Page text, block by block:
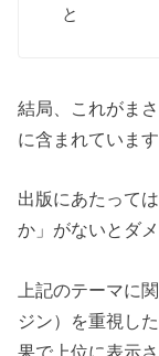
と
結局、これがま
に含まれています
出版にあたって
か」がないとダ
上記のテーマに
ジン）を重視し
果で上位に表示